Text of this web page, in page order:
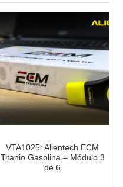
VTA1025: Alientech ECM
Titanio Gasolina – Módulo 3
de 6